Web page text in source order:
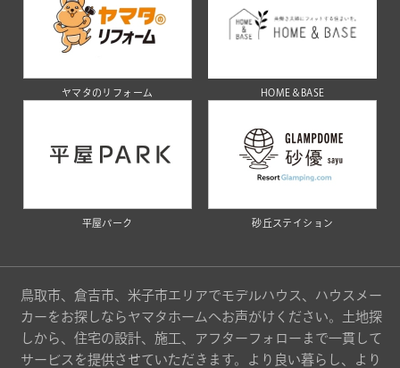
ヤマタのリフォーム HOME＆BASE
平屋パーク 砂丘ステイション
鳥取市、倉吉市、米子市エリアでモデルハウス、ハウスメー
カーをお探しならヤマタホームへお声がけください。土地探
しから、住宅の設計、施工、アフターフォローまで一貫して
サービスを提供させていただきます。より良い暮らし、より